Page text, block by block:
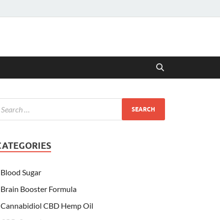
Blood Sugar
Brain Booster Formula
Cannabidiol CBD Hemp Oil